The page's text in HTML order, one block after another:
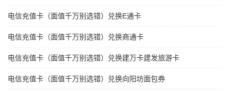
电信充值卡（面值千万别选错）兑换E通卡
电信充值卡（面值千万别选错）兑换商通卡
电信充值卡（面值千万别选错）兑换建万卡建发旅游卡
电信充值卡（面值千万别选错）兑换向阳坊面包券